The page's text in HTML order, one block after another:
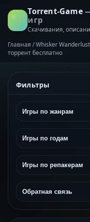
Torrent-Game
игр
Скачивания,
Главная /Whisker
торрент бесплатно
Фильтры
Игры по жанрам
Игры по годам
Игры по репакерам
Обратная связь